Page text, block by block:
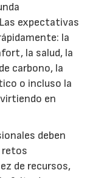
expectativas
la
la salud, la
carbono, la
o incluso la
en
deben
de recursos,